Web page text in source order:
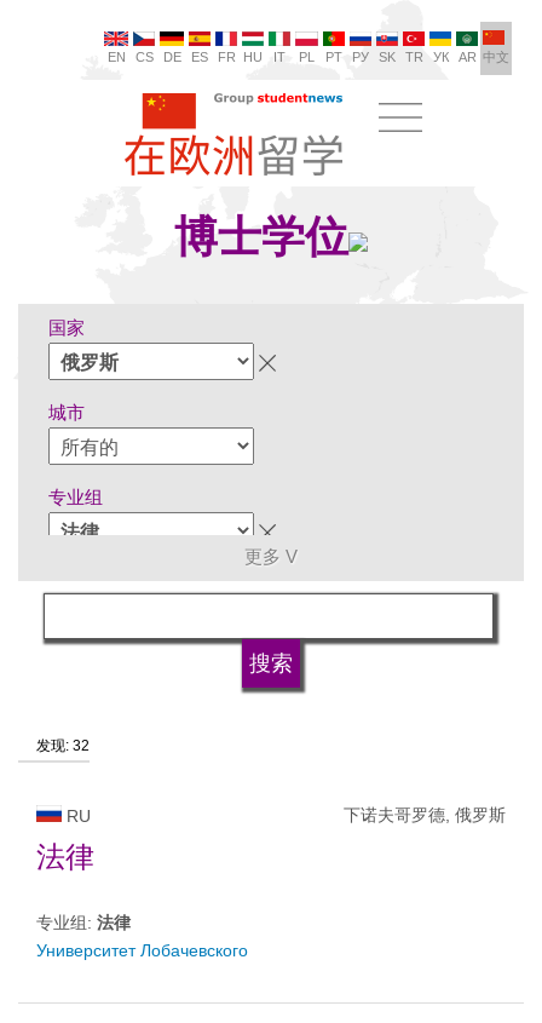
EN CS DE ES FR HU IT PL PT РУ SK TR УК AR 中文
博士学位
国家
城市
专业组
语言
大学状况
更多 V
发现: 32
RU 下诺夫哥罗德, 俄罗斯
法律
专业组: 法律
Университет Лобачевского